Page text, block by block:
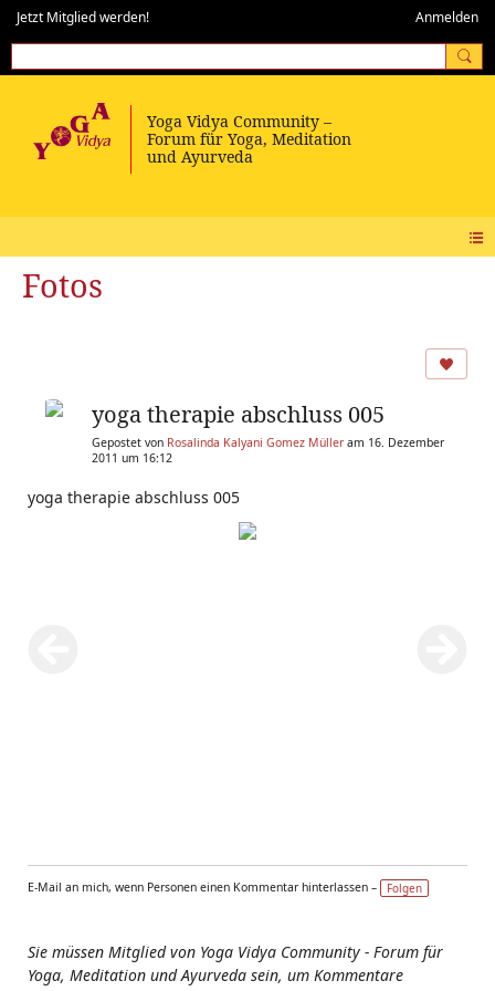
Jetzt Mitglied werden! Anmelden
Fotos
yoga therapie abschluss 005
Gepostet von Rosalinda Kalyani Gomez Müller am 16. Dezember
2011 um 16:12
yoga therapie abschluss 005
E-Mail an mich, wenn Personen einen Kommentar hinterlassen – Folgen
Sie müssen Mitglied von Yoga Vidya Community - Forum für
Yoga, Meditation und Ayurveda sein, um Kommentare